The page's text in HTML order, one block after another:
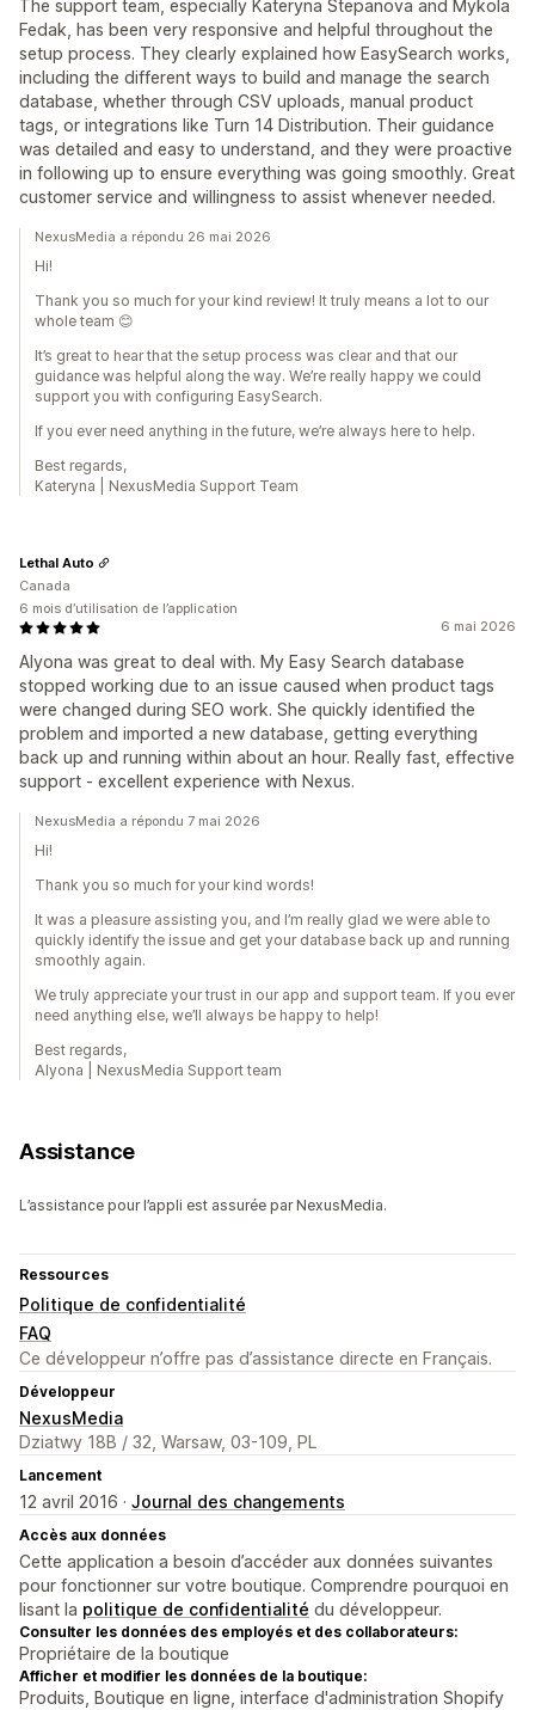
The support team, especially Kateryna Stepanova and Mykola
Fedak, has been very responsive and helpful throughout the
setup process. They clearly explained how EasySearch works,
including the different ways to build and manage the search
database, whether through CSV uploads, manual product
tags, or integrations like Turn 14 Distribution. Their guidance
was detailed and easy to understand, and they were proactive
in following up to ensure everything was going smoothly. Great
customer service and willingness to assist whenever needed.
NexusMedia a répondu 26 mai 2026
Hi!
Thank you so much for your kind review! It truly means a lot to our
whole team 😊
It’s great to hear that the setup process was clear and that our
guidance was helpful along the way. We’re really happy we could
support you with configuring EasySearch.
If you ever need anything in the future, we’re always here to help.
Best regards,
Kateryna | NexusMedia Support Team
6 mai 2026
Alyona was great to deal with. My Easy Search database
stopped working due to an issue caused when product tags
were changed during SEO work. She quickly identified the
problem and imported a new database, getting everything
back up and running within about an hour. Really fast, effective
support - excellent experience with Nexus.
Lethal Auto
Canada
6 mois d’utilisation de l’application
NexusMedia a répondu 7 mai 2026
Hi!
Thank you so much for your kind words!
It was a pleasure assisting you, and I’m really glad we were able to
quickly identify the issue and get your database back up and running
smoothly again.
We truly appreciate your trust in our app and support team. If you ever
need anything else, we’ll always be happy to help!
Best regards,
Alyona | NexusMedia Support team
Assistance
L’assistance pour l’appli est assurée par NexusMedia.
Ressources
Politique de confidentialité
FAQ
Ce développeur n’offre pas d’assistance directe en Français.
Développeur
NexusMedia
Dziatwy 18B / 32, Warsaw, 03-109, PL
Lancement
12 avril 2016 · Journal des changements
Accès aux données
Cette application a besoin d’accéder aux données suivantes
pour fonctionner sur votre boutique. Comprendre pourquoi en
lisant la politique de confidentialité du développeur.
Consulter les données des employés et des collaborateurs:
Propriétaire de la boutique
Afficher et modifier les données de la boutique:
Produits, Boutique en ligne, interface d'administration Shopify